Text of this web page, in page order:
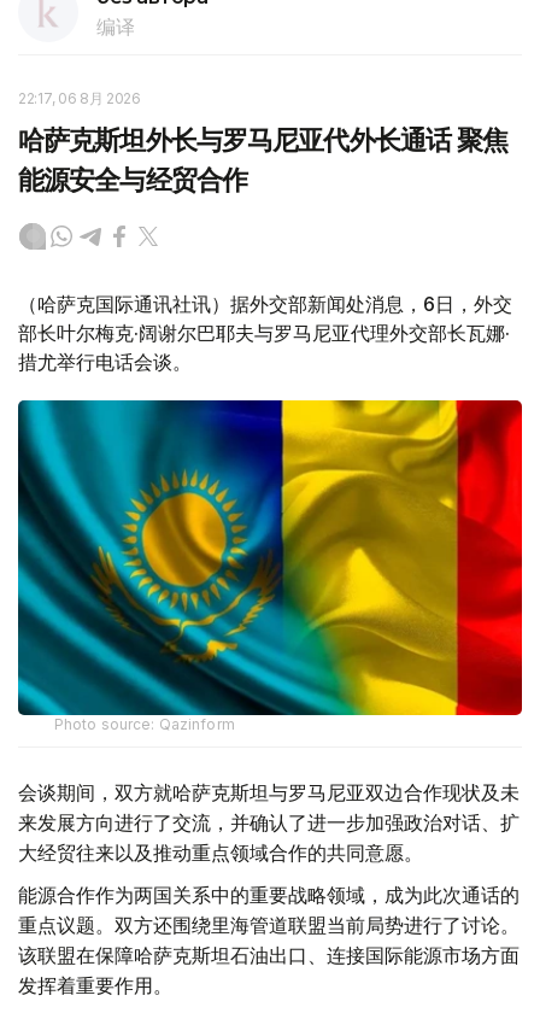
编译
22:17, 06 8月 2026
哈萨克斯坦外长与罗马尼亚代外长通话 聚焦
能源安全与经贸合作
（哈萨克国际通讯社讯）据外交部新闻处消息，6日，外交
部长叶尔梅克·阔谢尔巴耶夫与罗马尼亚代理外交部长瓦娜·
措尤举行电话会谈。
Photo source: Qazinform
会谈期间，双方就哈萨克斯坦与罗马尼亚双边合作现状及未
来发展方向进行了交流，并确认了进一步加强政治对话、扩
大经贸往来以及推动重点领域合作的共同意愿。
能源合作作为两国关系中的重要战略领域，成为此次通话的
重点议题。双方还围绕里海管道联盟当前局势进行了讨论。
该联盟在保障哈萨克斯坦石油出口、连接国际能源市场方面
发挥着重要作用。